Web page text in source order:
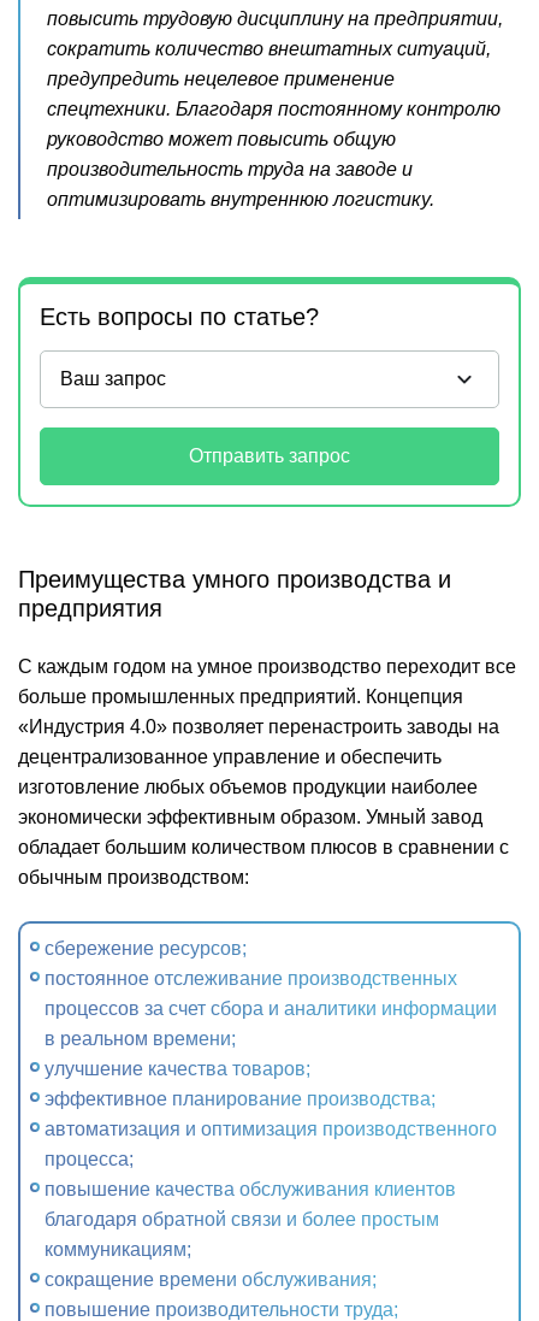
повысить трудовую дисциплину на предприятии,
сократить количество внештатных ситуаций,
предупредить нецелевое применение
спецтехники. Благодаря постоянному контролю
руководство может повысить общую
производительность труда на заводе и
оптимизировать внутреннюю логистику.
Есть вопросы по статье?
Отправить запрос
Преимущества умного производства и
предприятия
С каждым годом на умное производство переходит все
больше промышленных предприятий. Концепция
«Индустрия 4.0» позволяет перенастроить заводы на
децентрализованное управление и обеспечить
изготовление любых объемов продукции наиболее
экономически эффективным образом. Умный завод
обладает большим количеством плюсов в сравнении с
обычным производством:
сбережение ресурсов;
постоянное отслеживание производственных
процессов за счет сбора и аналитики информации
в реальном времени;
улучшение качества товаров;
эффективное планирование производства;
автоматизация и оптимизация производственного
процесса;
повышение качества обслуживания клиентов
благодаря обратной связи и более простым
коммуникациям;
сокращение времени обслуживания;
повышение производительности труда;